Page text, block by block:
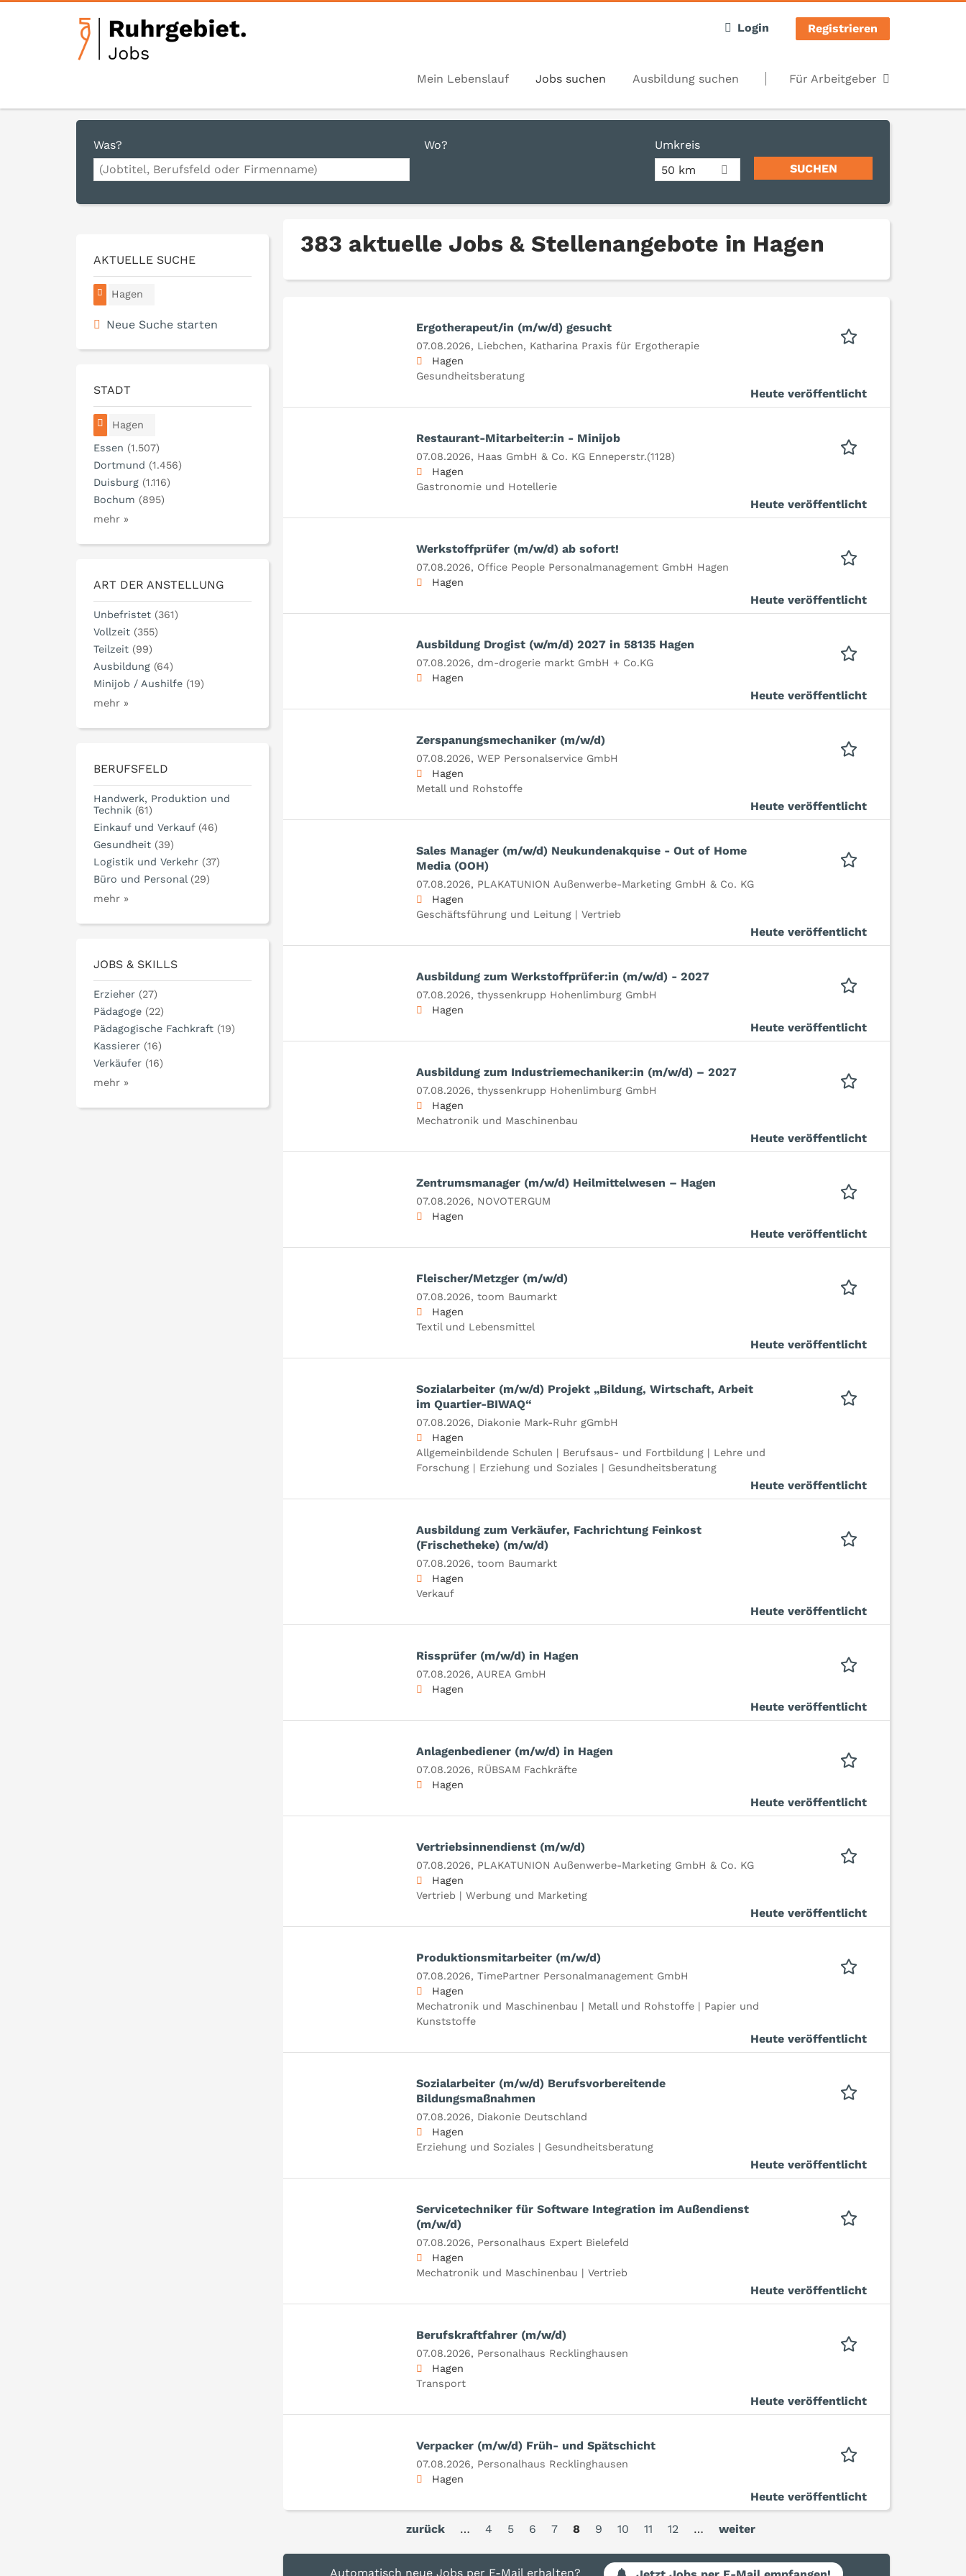
Login Registrieren
Mein Lebenslauf Jobs suchen Ausbildung suchen Für Arbeitgeber
Was? Wo?
Umkreis
50 km
383 aktuelle Jobs & Stellenangebote in Hagen
Ergotherapeut/in (m/w/d) gesucht
07.08.2026, Liebchen, Katharina Praxis für Ergotherapie
Hagen
Gesundheitsberatung
Heute veröffentlicht
Restaurant-Mitarbeiter:in - Minijob
07.08.2026, Haas GmbH & Co. KG Enneperstr.(1128)
Hagen
Gastronomie und Hotellerie
Heute veröffentlicht
Werkstoffprüfer (m/w/d) ab sofort!
07.08.2026, Office People Personalmanagement GmbH Hagen
Hagen
Heute veröffentlicht
Ausbildung Drogist (w/m/d) 2027 in 58135 Hagen
07.08.2026, dm-drogerie markt GmbH + Co.KG
Hagen
Heute veröffentlicht
Zerspanungsmechaniker (m/w/d)
07.08.2026, WEP Personalservice GmbH
Hagen
Metall und Rohstoffe
Heute veröffentlicht
Sales Manager (m/w/d) Neukundenakquise - Out of Home
Media (OOH)
07.08.2026, PLAKATUNION Außenwerbe-Marketing GmbH & Co. KG
Hagen
Geschäftsführung und Leitung | Vertrieb
Heute veröffentlicht
Ausbildung zum Werkstoffprüfer:in (m/w/d) - 2027
07.08.2026, thyssenkrupp Hohenlimburg GmbH
Hagen
Heute veröffentlicht
Ausbildung zum Industriemechaniker:in (m/w/d) – 2027
07.08.2026, thyssenkrupp Hohenlimburg GmbH
Hagen
Mechatronik und Maschinenbau
Heute veröffentlicht
Zentrumsmanager (m/w/d) Heilmittelwesen – Hagen
07.08.2026, NOVOTERGUM
Hagen
Heute veröffentlicht
Fleischer/Metzger (m/w/d)
07.08.2026, toom Baumarkt
Hagen
Textil und Lebensmittel
Heute veröffentlicht
Sozialarbeiter (m/w/d) Projekt „Bildung, Wirtschaft, Arbeit
im Quartier-BIWAQ“
07.08.2026, Diakonie Mark-Ruhr gGmbH
Hagen
Allgemeinbildende Schulen | Berufsaus- und Fortbildung | Lehre und
Forschung | Erziehung und Soziales | Gesundheitsberatung
Heute veröffentlicht
Ausbildung zum Verkäufer, Fachrichtung Feinkost
(Frischetheke) (m/w/d)
07.08.2026, toom Baumarkt
Hagen
Verkauf
Heute veröffentlicht
Rissprüfer (m/w/d) in Hagen
07.08.2026, AUREA GmbH
Hagen
Heute veröffentlicht
Anlagenbediener (m/w/d) in Hagen
07.08.2026, RÜBSAM Fachkräfte
Hagen
Heute veröffentlicht
Vertriebsinnendienst (m/w/d)
07.08.2026, PLAKATUNION Außenwerbe-Marketing GmbH & Co. KG
Hagen
Vertrieb | Werbung und Marketing
Heute veröffentlicht
Produktionsmitarbeiter (m/w/d)
07.08.2026, TimePartner Personalmanagement GmbH
Hagen
Mechatronik und Maschinenbau | Metall und Rohstoffe | Papier und
Kunststoffe
Heute veröffentlicht
Sozialarbeiter (m/w/d) Berufsvorbereitende
Bildungsmaßnahmen
07.08.2026, Diakonie Deutschland
Hagen
Erziehung und Soziales | Gesundheitsberatung
Heute veröffentlicht
Servicetechniker für Software Integration im Außendienst
(m/w/d)
07.08.2026, Personalhaus Expert Bielefeld
Hagen
Mechatronik und Maschinenbau | Vertrieb
Heute veröffentlicht
Berufskraftfahrer (m/w/d)
07.08.2026, Personalhaus Recklinghausen
Hagen
Transport
Heute veröffentlicht
Verpacker (m/w/d) Früh- und Spätschicht
07.08.2026, Personalhaus Recklinghausen
Hagen
Heute veröffentlicht
zurück … 4 5 6 7 8 9 10 11 12 … weiter
Automatisch neue Jobs per E-Mail erhalten?
AKTUELLE SUCHE
Hagen
Neue Suche starten
STADT
Hagen
Essen (1.507)
Dortmund (1.456)
Duisburg (1.116)
Bochum (895)
mehr »
ART DER ANSTELLUNG
Unbefristet (361)
Vollzeit (355)
Teilzeit (99)
Ausbildung (64)
Minijob / Aushilfe (19)
mehr »
BERUFSFELD
Handwerk, Produktion und
Technik (61)
Einkauf und Verkauf (46)
Gesundheit (39)
Logistik und Verkehr (37)
Büro und Personal (29)
mehr »
JOBS & SKILLS
Erzieher (27)
Pädagoge (22)
Pädagogische Fachkraft (19)
Kassierer (16)
Verkäufer (16)
mehr »